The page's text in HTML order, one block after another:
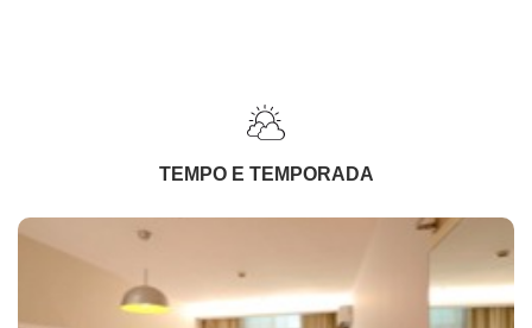
TEMPO E TEMPORADA